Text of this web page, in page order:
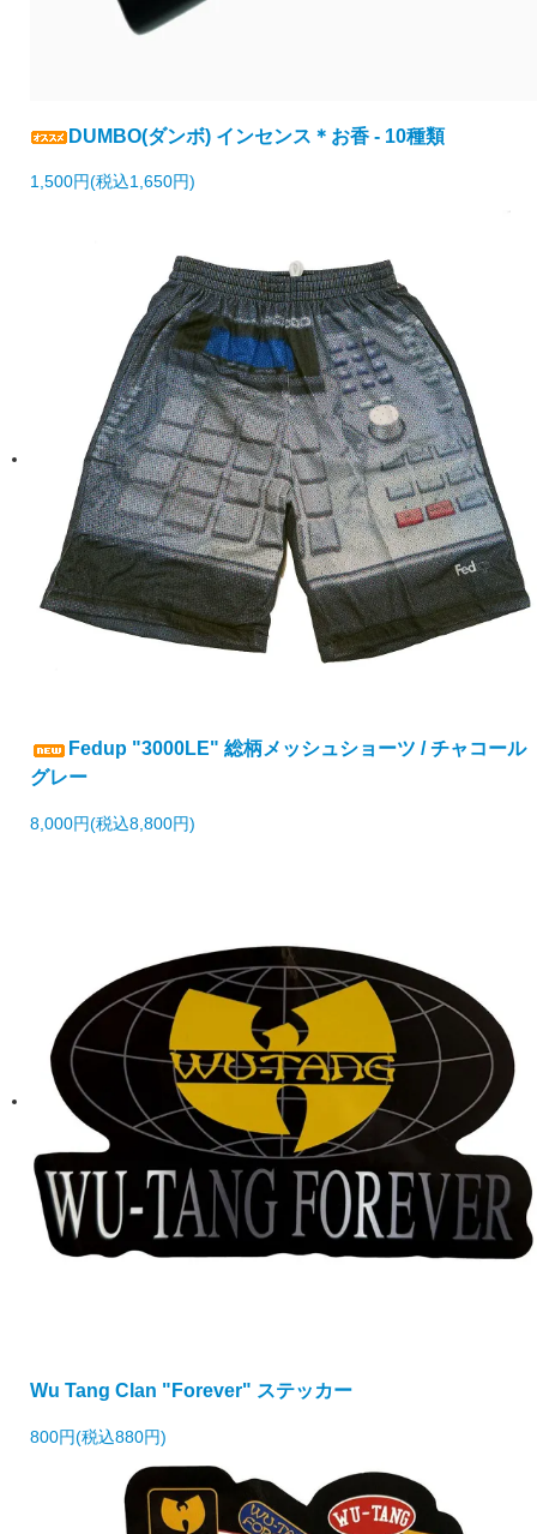
DUMBO(ダンボ) インセンス＊お香 - 10種類
1,500円(税込1,650円)
Fedup "3000LE" 総柄メッシュショーツ / チャコール
グレー
8,000円(税込8,800円)
Wu Tang Clan "Forever" ステッカー
800円(税込880円)